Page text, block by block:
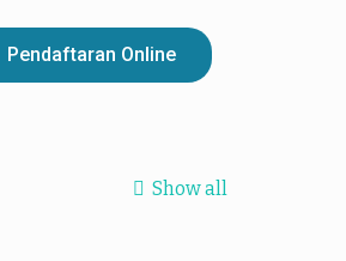
Pendaftaran Online
Show all